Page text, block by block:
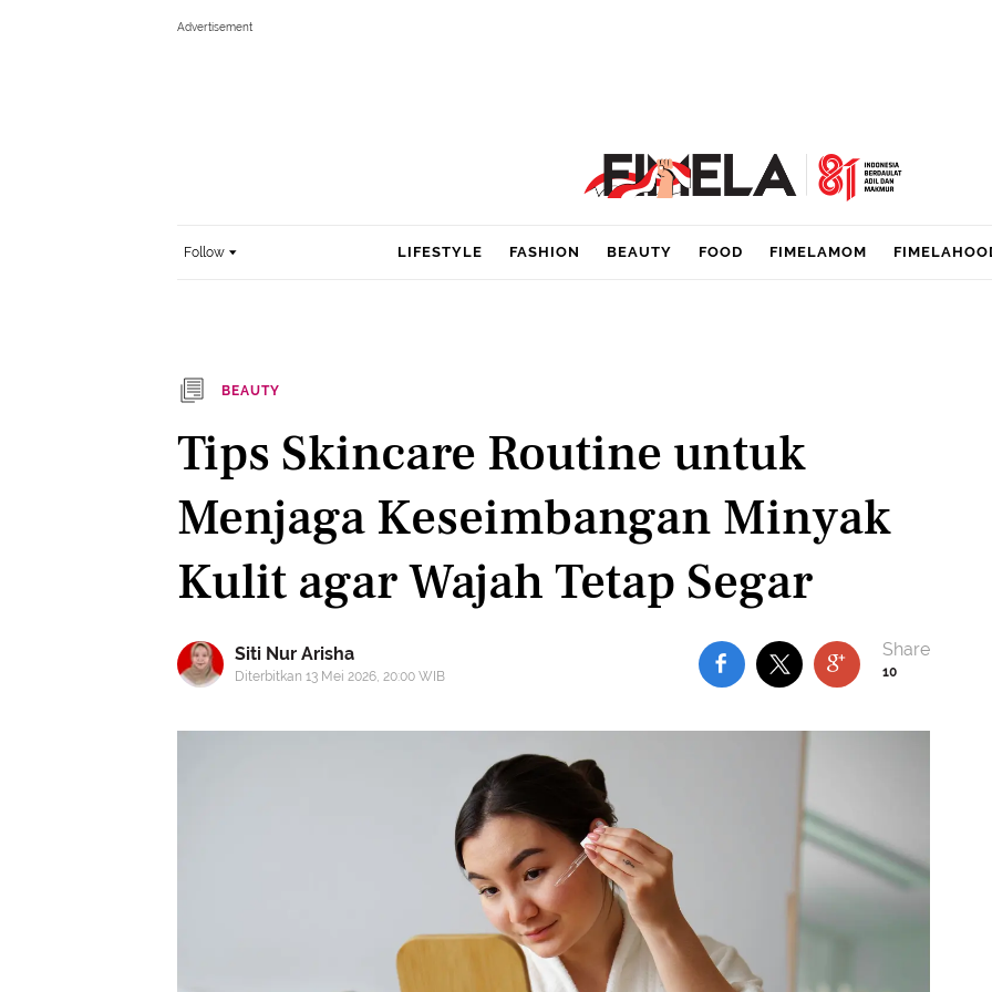
Follow LIFESTYLE FASHION BEAUTY FOOD FIMELAMOM
BEAUTY
Tips Skincare Routine untuk
Menjaga Keseimbangan Minyak
Kulit agar Wajah Tetap Segar
Siti Nur Arisha
Diterbitkan 13 Mei 2026, 20:00 WIB 10